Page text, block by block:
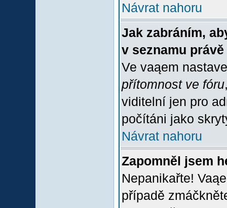
Návrat nahoru
Jak zabráním,
v seznamu
Ve vaąem
přítomnost ve fóru
viditelní jen pro
počítáni jako
Návrat nahoru
Zapomněl jsem
Nepanikařte!
případě